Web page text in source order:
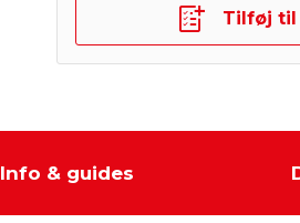
Tilføj til
Info & guides